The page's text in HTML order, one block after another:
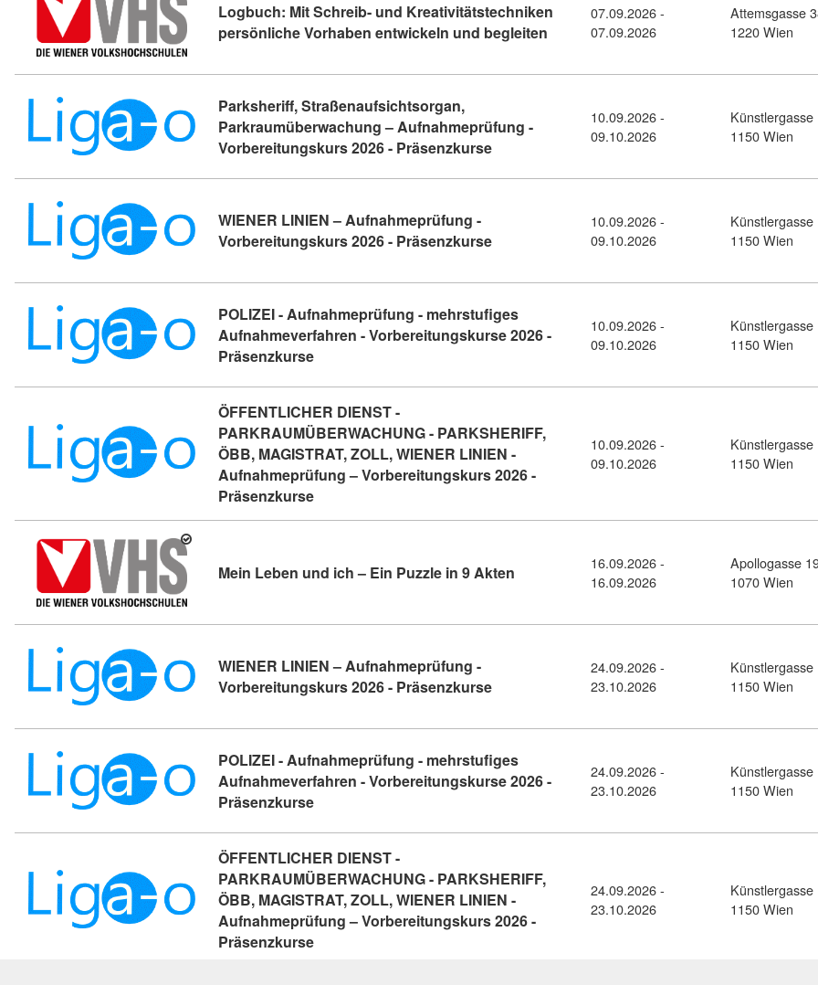
Logbuch: Mit Schreib- und Kreativitätstechniken
persönliche Vorhaben entwickeln und begleiten Kursdetail: Logbuch: Mit Schreib- und
07.09.2026 -
07.09.2026
Attemsgasse
1220 Wien
Parksheriff, Straßenaufsichtsorgan,
Parkraumüberwachung – Aufnahmeprüfung -
Vorbereitungskurs 2026 - PräsenzkurseKursdetail: Parksheriff, Straßenaufsichtsorgan,
10.09.2026 -
09.10.2026
Künstlergasse
1150 Wien
WIENER LINIEN – Aufnahmeprüfung -
Vorbereitungskurs 2026 - PräsenzkurseKursdetail: WIENER LINIEN – Aufnahmeprüfung -
10.09.2026 -
09.10.2026
Künstlergasse
1150 Wien
POLIZEI - Aufnahmeprüfung - mehrstufiges
Aufnahmeverfahren - Vorbereitungskurse 2026 -
PräsenzkurseKursdetail: POLIZEI - Aufnahmeprüfung - mehrstufiges Aufnahmeverfahren -
10.09.2026 -
09.10.2026
Künstlergasse
1150 Wien
ÖFFENTLICHER DIENST -
PARKRAUMÜBERWACHUNG - PARKSHERIFF,
ÖBB, MAGISTRAT, ZOLL, WIENER LINIEN -
Aufnahmeprüfung – Vorbereitungskurs 2026 -
PräsenzkurseKursdetail: ÖFFENTLICHER DIENST - PARKRAUMÜBERWACHUNG -
10.09.2026 -
09.10.2026
Künstlergasse
1150 Wien
Mein Leben und ich – Ein Puzzle in 9 Akten Kursdetail: Mein Leben und ich – Ein Puzzle in 9
16.09.2026 -
16.09.2026
Apollogasse
1070 Wien
WIENER LINIEN – Aufnahmeprüfung -
Vorbereitungskurs 2026 - PräsenzkurseKursdetail: WIENER LINIEN – Aufnahmeprüfung -
24.09.2026 -
23.10.2026
Künstlergasse
1150 Wien
POLIZEI - Aufnahmeprüfung - mehrstufiges
Aufnahmeverfahren - Vorbereitungskurse 2026 -
PräsenzkurseKursdetail: POLIZEI - Aufnahmeprüfung - mehrstufiges Aufnahmeverfahren -
24.09.2026 -
23.10.2026
Künstlergasse
1150 Wien
ÖFFENTLICHER DIENST -
PARKRAUMÜBERWACHUNG - PARKSHERIFF,
ÖBB, MAGISTRAT, ZOLL, WIENER LINIEN -
Aufnahmeprüfung – Vorbereitungskurs 2026 -
PräsenzkurseKursdetail: ÖFFENTLICHER DIENST - PARKRAUMÜBERWACHUNG -
24.09.2026 -
23.10.2026
Künstlergasse
1150 Wien